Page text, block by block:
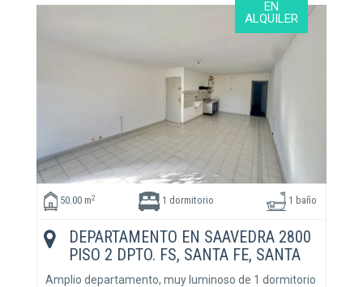
EN
ALQUILER
50.00 m2 1 dormitorio 1 baño
DEPARTAMENTO EN SAAVEDRA 2800
PISO 2 DPTO. FS, SANTA FE, SANTA
FE
Amplio departamento, muy luminoso de 1 dormitorio